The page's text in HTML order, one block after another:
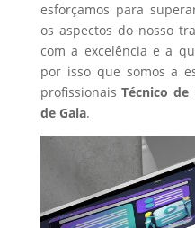
esforçamos para
os aspectos do nosso
com a excelência e a
por isso que somos a
profissionaisTécnico de
de Gaia.